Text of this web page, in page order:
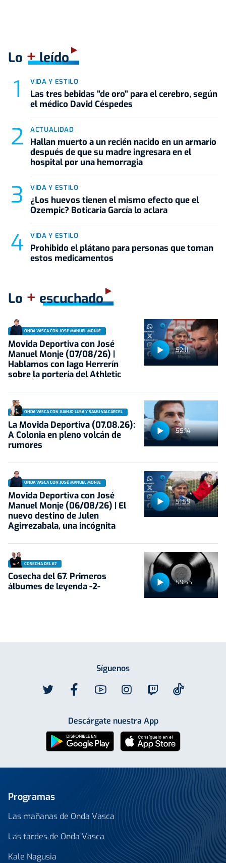
Lo +leído
VIDA Y ESTILO
Las tres bebidas "de oro" para el cerebro, según
el médico David Céspedes
ACTUALIDAD
Hallan muerto a un recién nacido en un armario
después de que su madre ingresara en el
hospital por una hemorragia
VIDA Y ESTILO
¿Los huevos tienen el mismo efecto que el
Ozempic? Boticaria García lo aclara
VIDA Y ESTILO
Prohibido el plátano para personas que toman
estos medicamentos
Lo + escuchado
52:11
ONDA VASCA CON JOSÉ MANUEL MONJE
Movida Deportiva con José
Manuel Monje (07/08/26) |
Hablamos con Iago Herrerín
sobre la portería del Athletic
55:14
ONDA VASCA CON JUANJO LUSA Y SAMU VALCÁRCEL
La Movida Deportiva (07.08.26):
A Colonia en pleno volcán de
rumores
51:59
ONDA VASCA CON JOSÉ MANUEL MONJE
Movida Deportiva con José
Manuel Monje (06/08/26) | El
nuevo destino de Julen
Agirrezabala, una incógnita
59:55
COSECHA DEL 67
Cosecha del 67. Primeros
álbumes de leyenda -2-
Síguenos
Descárgate nuestra App
Programas
Las mañanas de Onda Vasca
Las tardes de Onda Vasca
Kale Nagusia